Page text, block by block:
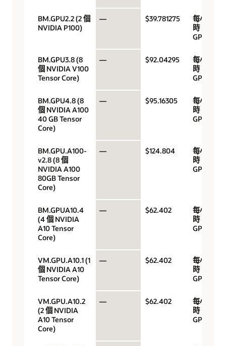
BM.GPU2.2 (2 個
NVIDIA P100)
— $39.781275
每小
時
GPU
BM.GPU3.8 (8
個 NVIDIA V100
Tensor Core)
— $92.04295
每小
時
GPU
BM.GPU4.8 (8
個 NVIDIA A100
40 GB Tensor
Core)
— $95.16305
每小
時
GPU
BM.GPU.A100-
v2.8 (8 個
NVIDIA A100
80GB Tensor
Core)
— $124.804
每小
時
GPU
BM.GPUA10.4
(4 個 NVIDIA
A10 Tensor
Core)
— $62.402
每小
時
GPU
VM.GPU.A10.1 (1
個 NVIDIA A10
Tensor Core)
— $62.402
每小
時
GPU
VM.GPU.A10.2
(2 個 NVIDIA
A10 Tensor
Core)
— $62.402
每小
時
GPU